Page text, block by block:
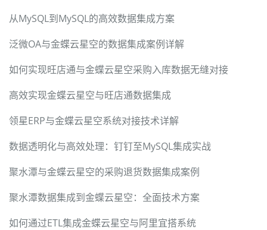
从MySQL到MySQL的高效数据集成方案
泛微OA与金蝶云星空的数据集成案例详解
如何实现旺店通与金蝶云星空采购入库数据无缝对接
高效实现金蝶云星空与旺店通数据集成
领星ERP与金蝶云星空系统对接技术详解
数据透明化与高效处理：钉钉至MySQL集成实战
聚水潭与金蝶云星空的采购退货数据集成案例
聚水潭数据集成到金蝶云星空：全面技术方案
如何通过ETL集成金蝶云星空与阿里宜搭系统